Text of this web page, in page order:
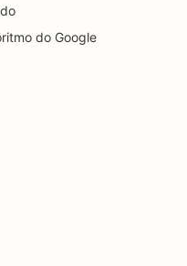
químicodo Google